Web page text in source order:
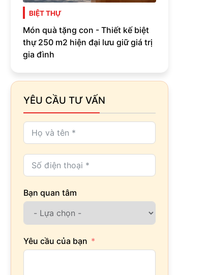
BIỆT THỰ
Món quà tặng con - Thiết kế biệt
thự 250 m2 hiện đại lưu giữ giá trị
gia đình
YÊU CẦU TƯ VẤN
Bạn quan tâm
Yêu cầu của bạn